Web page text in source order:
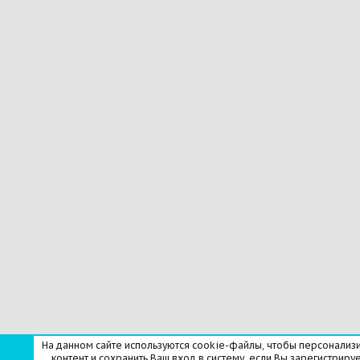
На данном сайте используются cookie-файлы, чтобы